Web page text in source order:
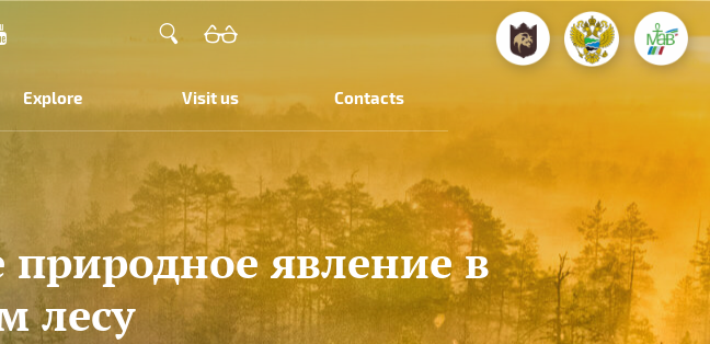
Explore Visit us Contacts
природное явление в
лесу